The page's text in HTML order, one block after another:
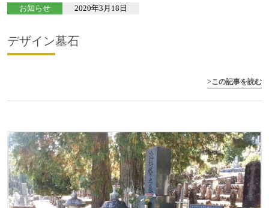
お知らせ 2020年3月18日
デザイン墓石
>この記事を読む